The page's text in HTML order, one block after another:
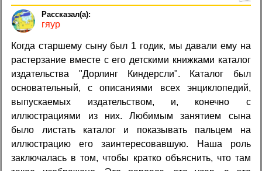
гяур
Когда старшему сыну был 1 годик, мы давали ему на
растерзание вместе с его детскими книжками каталог
издательства "Дорлинг Киндерсли". Каталог был
основательный, с описаниями всех энциклопедий,
выпускаемых издательством, и, конечно с
иллюстрациями из них. Любимым занятием сына
было листать каталог и показывать пальцем на
иллюстрацию его заинтересовавшую. Наша роль
заключалась в том, чтобы кратко объяснить, что там